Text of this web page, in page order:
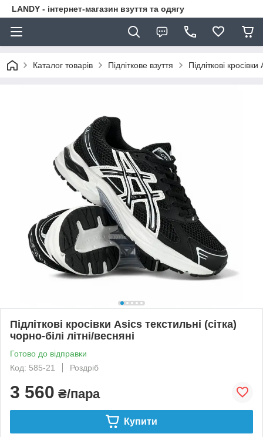
LANDY - інтернет-магазин взуття та одягу
Каталог товарів Підліткове взуття Підліткові
Підліткові кросівки Asics текстильні (сітка)
чорно-білі літні/весняні
Готово до відправки
Код: 585-21
Роздріб
3 560 ₴/пара
Купити